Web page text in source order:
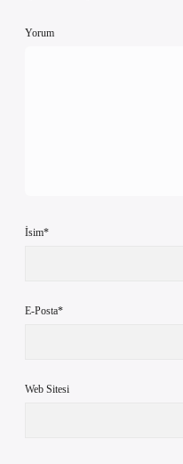
Yorum
İsim*
E-Posta*
Web Sitesi